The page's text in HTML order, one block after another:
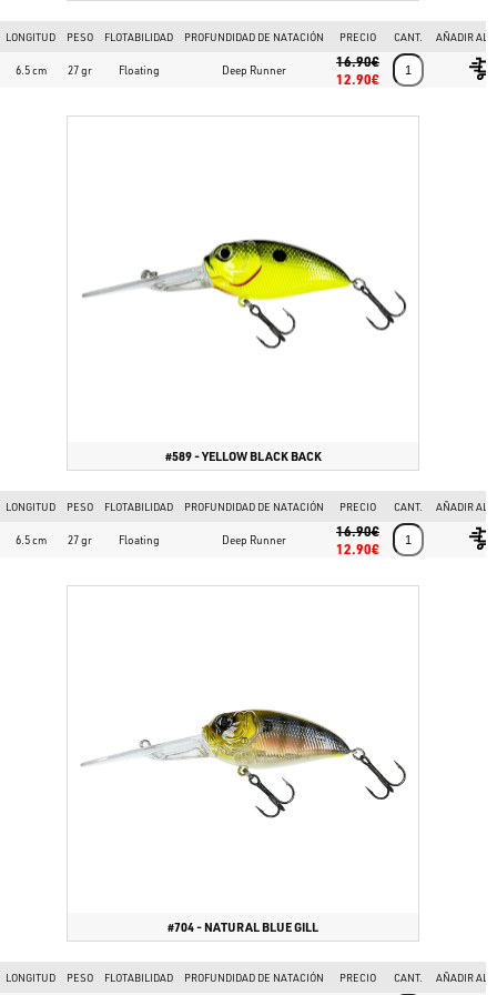
LONGITUD PESO FLOTABILIDAD PROFUNDIDAD DE NATACIÓN PRECIO CANT. AÑADIR AL
6.5 cm 27 gr Floating Deep Runner
16.90€
12.90€
#589 - YELLOW BLACK BACK
LONGITUD PESO FLOTABILIDAD PROFUNDIDAD DE NATACIÓN PRECIO CANT. AÑADIR AL
6.5 cm 27 gr Floating Deep Runner
16.90€
12.90€
#704 - NATURAL BLUE GILL
LONGITUD PESO FLOTABILIDAD PROFUNDIDAD DE NATACIÓN PRECIO CANT. AÑADIR AL